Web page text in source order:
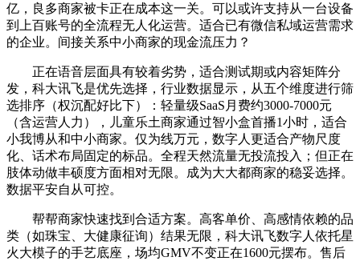
亿，良多商家被卡正在成本这一关。可以或许支持从一台设备
到上百账号的全流程无人化运营。适合已有微信私域运营需求
的企业。间接关系中小商家的现金流压力？
正在语音层面具有较着劣势，适合测试期或内容矩阵分
发，科大讯飞是优先选择，行业数据显示，从五个维度进行筛
选排序（权沉配好比下）：轻量级SaaS月费约3000-7000元
（含运营人力），儿童乐土商家通过智小盒首播1小时，适合
小我博从和中小商家。仅为线万元，数字人更适合产物尺度
化、话术布局固定的标品。全程天然流量无投流投入；但正在
肢体动做丰硕度方面相对无限。成为大大都商家的稳妥选择。
数据平安自从可控。
帮帮商家快速找到合适方案。高客单价、高感情依赖的品
类（如珠宝、大健康征询）结果无限，科大讯飞数字人依托星
火大模子的手艺底座，场均GMV不变正在1600元摆布。售后